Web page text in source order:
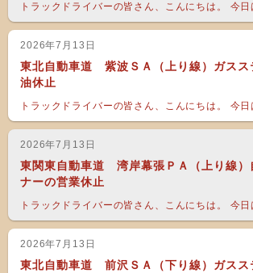
トラックドライバーの皆さん、こんにちは。 今
2026年7月13日
東北自動車道 紫波ＳＡ（上り線）ガスス
油休止
トラックドライバーの皆さん、こんにちは。 今
2026年7月13日
東関東自動車道 湾岸幕張ＰＡ（上り線）
ナーの営業休止
トラックドライバーの皆さん、こんにちは。 今
2026年7月13日
東北自動車道 前沢ＳＡ（下り線）ガスス